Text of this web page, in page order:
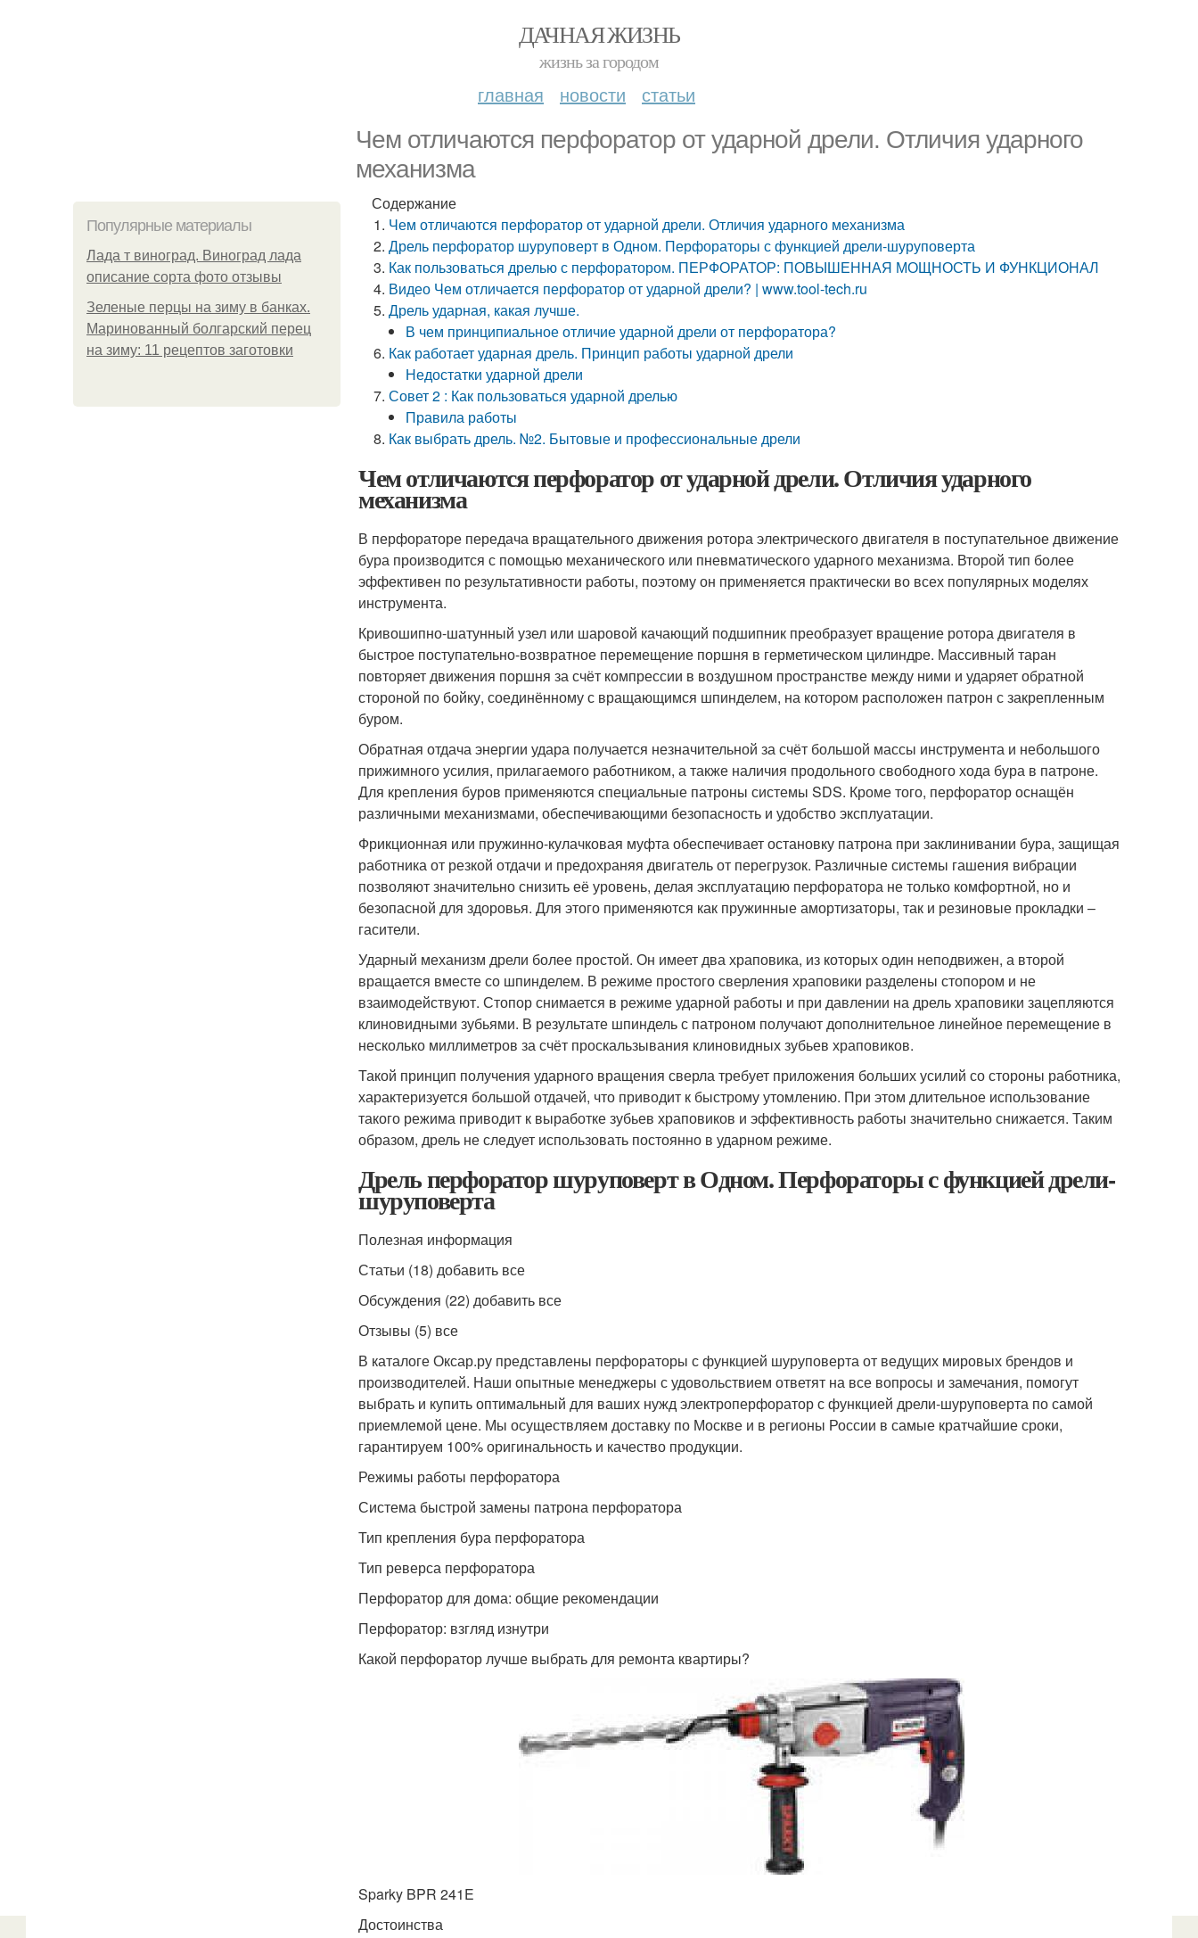
ДАЧНАЯ ЖИЗНЬ
жизнь за городом
главная новости статьи
Чем отличаются перфоратор от ударной дрели. Отличия ударного
механизма
Популярные материалы
Лада т виноград. Виноград лада
описание сорта фото отзывы
Зеленые перцы на зиму в банках.
Маринованный болгарский перец
на зиму: 11 рецептов заготовки
Содержание
Чем отличаются перфоратор от ударной дрели. Отличия ударного механизма
Дрель перфоратор шуруповерт в Одном. Перфораторы с функцией дрели-шуруповерта
Как пользоваться дрелью с перфоратором. ПЕРФОРАТОР: ПОВЫШЕННАЯ МОЩНОСТЬ И ФУНКЦИОНАЛ
Видео Чем отличается перфоратор от ударной дрели? | www.tool-tech.ru
Дрель ударная, какая лучше.
В чем принципиальное отличие ударной дрели от перфоратора?
Как работает ударная дрель. Принцип работы ударной дрели
Недостатки ударной дрели
Совет 2 : Как пользоваться ударной дрелью
Правила работы
Как выбрать дрель. №2. Бытовые и профессиональные дрели
Чем отличаются перфоратор от ударной дрели. Отличия ударного
механизма
В перфораторе передача вращательного движения ротора электрического двигателя в поступательное движение
бура производится с помощью механического или пневматического ударного механизма. Второй тип более
эффективен по результативности работы, поэтому он применяется практически во всех популярных моделях
инструмента.
Кривошипно-шатунный узел или шаровой качающий подшипник преобразует вращение ротора двигателя в
быстрое поступательно-возвратное перемещение поршня в герметическом цилиндре. Массивный таран
повторяет движения поршня за счёт компрессии в воздушном пространстве между ними и ударяет обратной
стороной по бойку, соединённому с вращающимся шпинделем, на котором расположен патрон с закрепленным
буром.
Обратная отдача энергии удара получается незначительной за счёт большой массы инструмента и небольшого
прижимного усилия, прилагаемого работником, а также наличия продольного свободного хода бура в патроне.
Для крепления буров применяются специальные патроны системы SDS. Кроме того, перфоратор оснащён
различными механизмами, обеспечивающими безопасность и удобство эксплуатации.
Фрикционная или пружинно-кулачковая муфта обеспечивает остановку патрона при заклинивании бура, защищая
работника от резкой отдачи и предохраняя двигатель от перегрузок. Различные системы гашения вибрации
позволяют значительно снизить её уровень, делая эксплуатацию перфоратора не только комфортной, но и
безопасной для здоровья. Для этого применяются как пружинные амортизаторы, так и резиновые прокладки –
гасители.
Ударный механизм дрели более простой. Он имеет два храповика, из которых один неподвижен, а второй
вращается вместе со шпинделем. В режиме простого сверления храповики разделены стопором и не
взаимодействуют. Стопор снимается в режиме ударной работы и при давлении на дрель храповики зацепляются
клиновидными зубьями. В результате шпиндель с патроном получают дополнительное линейное перемещение в
несколько миллиметров за счёт проскальзывания клиновидных зубьев храповиков.
Такой принцип получения ударного вращения сверла требует приложения больших усилий со стороны работника,
характеризуется большой отдачей, что приводит к быстрому утомлению. При этом длительное использование
такого режима приводит к выработке зубьев храповиков и эффективность работы значительно снижается. Таким
образом, дрель не следует использовать постоянно в ударном режиме.
Дрель перфоратор шуруповерт в Одном. Перфораторы с функцией дрели-
шуруповерта
Полезная информация
Статьи (18) добавить все
Обсуждения (22) добавить все
Отзывы (5) все
В каталоге Оксар.ру представлены перфораторы с функцией шуруповерта от ведущих мировых брендов и
производителей. Наши опытные менеджеры с удовольствием ответят на все вопросы и замечания, помогут
выбрать и купить оптимальный для ваших нужд электроперфоратор с функцией дрели-шуруповерта по самой
приемлемой цене. Мы осуществляем доставку по Москве и в регионы России в самые кратчайшие сроки,
гарантируем 100% оригинальность и качество продукции.
Режимы работы перфоратора
Система быстрой замены патрона перфоратора
Тип крепления бура перфоратора
Тип реверса перфоратора
Перфоратор для дома: общие рекомендации
Перфоратор: взгляд изнутри
Какой перфоратор лучше выбрать для ремонта квартиры?
Sparky BPR 241E
Достоинства